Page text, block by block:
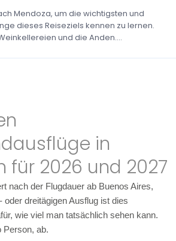
Mendoza, um die wichtigsten und
dieses Reiseziels kennen zu lernen.
und die Anden....
in
für 2026 und 2027
nach der Flugdauer ab Buenos Aires,
oder dreitägigen Ausflug ist dies
wie viel man tatsächlich sehen kann.
Person, ab.